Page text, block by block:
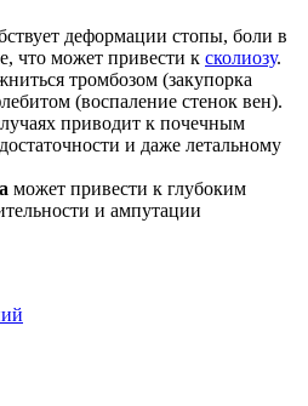
деформации стопы, боли в
что может привести к сколиозу.
тромбозом (закупорка
(воспаление стенок вен).
приводит к почечным
и даже летальному
может привести к глубоким
и ампутации